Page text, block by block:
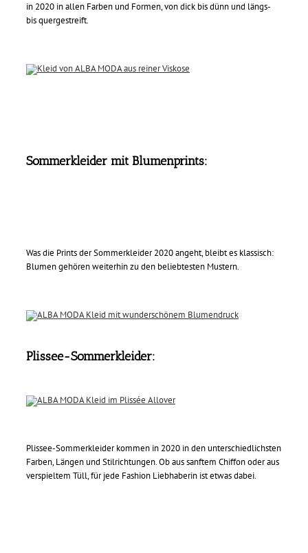
in 2020 in allen Farben und Formen, von dick bis dünn und längs-
bis quergestreift.
Sommerkleider mit Blumenprints:
Was die Prints der Sommerkleider 2020 angeht, bleibt es klassisch:
Blumen gehören weiterhin zu den beliebtesten Mustern.
Plissee-Sommerkleider:
Plissee-Sommerkleider kommen in 2020 in den unterschiedlichsten
Farben, Längen und Stilrichtungen. Ob aus sanftem Chiffon oder aus
verspieltem Tüll, für jede Fashion Liebhaberin ist etwas dabei.